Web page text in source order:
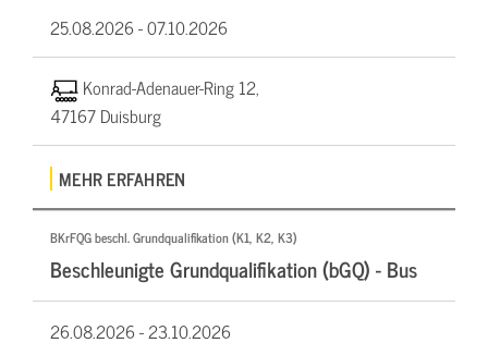
25.08.2026 -07.10.2026
Konrad-Adenauer-Ring 12,
47167 Duisburg
MEHR ERFAHREN
BKrFQG beschl. Grundqualifikation (K1, K2, K3)
Beschleunigte Grundqualifikation (bGQ) - Bus
26.08.2026 -23.10.2026